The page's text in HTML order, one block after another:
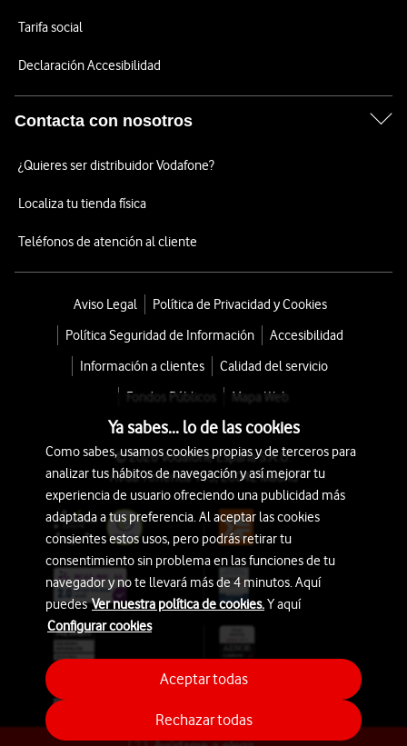
Tarifa social
Declaración Accesibilidad
Contacta con nosotros
¿Quieres ser distribuidor Vodafone?
Localiza tu tienda física
Teléfonos de atención al cliente
Aviso Legal
Política de Privacidad y Cookies
Política Seguridad de Información
Accesibilidad
Información a clientes
Calidad del servicio
Fondos Públicos
Mapa Web
© 2026 Vodafone España S.A.U.
Avda. América 115, 28042 Madrid
Ya sabes... lo de las cookies
Como sabes, usamos cookies propias y de terceros para
analizar tus hábitos de navegación y así mejorar tu
experiencia de usuario ofreciendo una publicidad más
adaptada a tus preferencia. Al aceptar las cookies
consientes estos usos, pero podrás retirar tu
consentimiento sin problema en las funciones de tu
navegador y no te llevará más de 4 minutos. Aquí
puedesVer nuestra política de cookies.Y aquí
Configurar cookies
Rechazar todas
Aceptar todas